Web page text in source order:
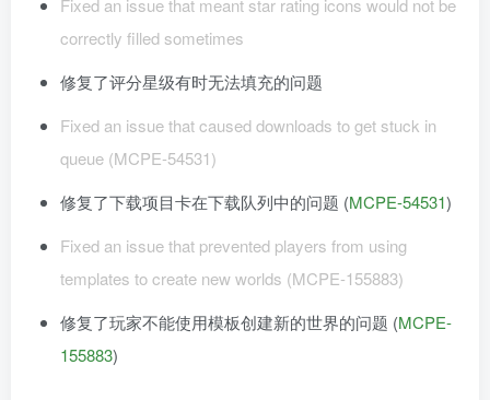
Fixed an issue that meant star rating icons would not be
correctly filled sometimes
修复了评分星级有时无法填充的问题
Fixed an issue that caused downloads to get stuck in
queue (MCPE-54531)
修复了下载项目卡在下载队列中的问题 (MCPE-54531)
Fixed an issue that prevented players from using
templates to create new worlds (MCPE-155883)
修复了玩家不能使用模板创建新的世界的问题 (MCPE-
155883)